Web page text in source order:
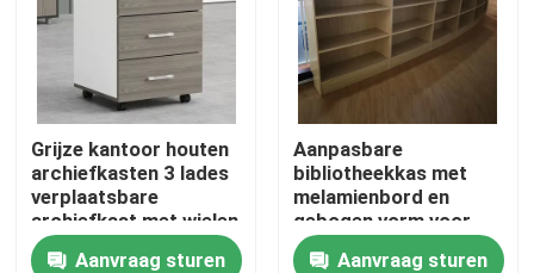
Over ons
Fabriekstocht
Kwaliteitscontrole
Neem contact met ons op
Grijze kantoor houten
archiefkasten 3 lades
verplaatsbare
archiefkast met wielen
Aanvraag sturen
Aanpasbare
bibliotheekkas met
melamienbord en
gebogen vorm voor
kantooropslag
Aanvraag sturen